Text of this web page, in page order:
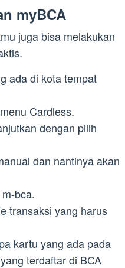
myBCA
juga bisa melakukan
ada di kota tempat
Cardless.
dengan pilih
dan nantinya akan
bca.
transaksi yang harus
kartu yang ada pada
terdaftar di BCA